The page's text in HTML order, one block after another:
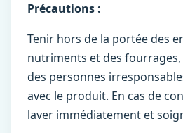
Précautions :
Tenir hors de la portée des
nutriments et des
des personnes
avec le produit. En cas de
laver immédiatement et